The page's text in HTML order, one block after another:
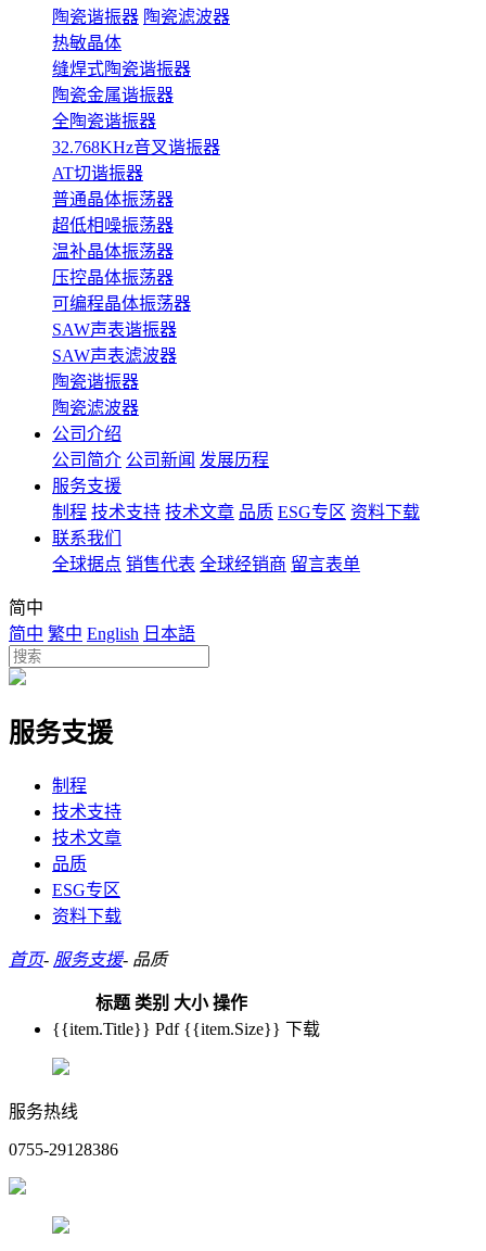
陶瓷谐振器 陶瓷滤波器
热敏晶体
缝焊式陶瓷谐振器
陶瓷金属谐振器
全陶瓷谐振器
32.768KHz音叉谐振器
AT切谐振器
普通晶体振荡器
超低相噪振荡器
温补晶体振荡器
压控晶体振荡器
可编程晶体振荡器
SAW声表谐振器
SAW声表滤波器
陶瓷谐振器
陶瓷滤波器
公司介绍
公司简介 公司新闻 发展历程
服务支援
制程 技术支持 技术文章 品质 ESG专区 资料下载
联系我们
全球据点 销售代表 全球经销商 留言表单
简中
简中 繁中 English 日本語
服务支援
制程
技术支持
技术文章
品质
ESG专区
资料下载
首页- 服务支援- 品质
标题 类别 大小 操作
{{item.Title}} Pdf {{item.Size}} 下载
服务热线
0755-29128386